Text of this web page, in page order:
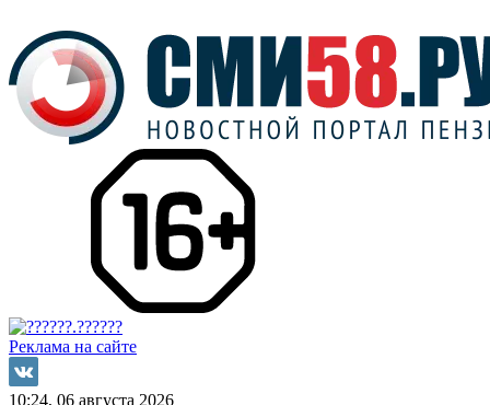
Реклама на сайте
10:24, 06 августа 2026